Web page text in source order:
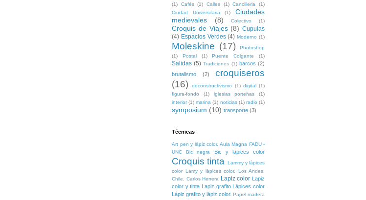
(1)
Cafés (1) Calles (1) Cancilleria
(1)
Ciudad Universitaria
(1)
Ciudades
medievales
(8) Colectivo (1)
Croquis de Viajes (8) Cupulas
(4) Espacios Verdes (4) Moderno (1)
Moleskine (17)
Photoshop
(1)
Postal (1) Puente Colgante (1)
Salidas (5) Tradiciones (1) barcos (2)
brutalismo
(2)
croquiseros
(16)
deconstructivismo (1) digital
(1)
figura-fondo
(1) iglesias porteñas
(1)
interior (1) marina (1) noticias (1) radio (1)
symposium (10) transporte (3)
Técnicas
Art pen y lápiz color. Aula Magna FADU -
UNC
Bic negra Bic y lapices color
Croquis tinta
Lammy y lápices
color
Lamy y lápices color. Los Andes.
Chile. Carlos Herrera Lapiz color
Lapiz
color y tinta
Lapiz grafito
Lápices color
Lápiz grafito y lápiz color. Papel madera